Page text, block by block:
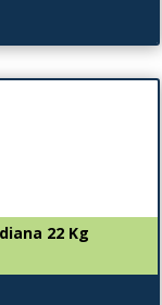
22 Kg